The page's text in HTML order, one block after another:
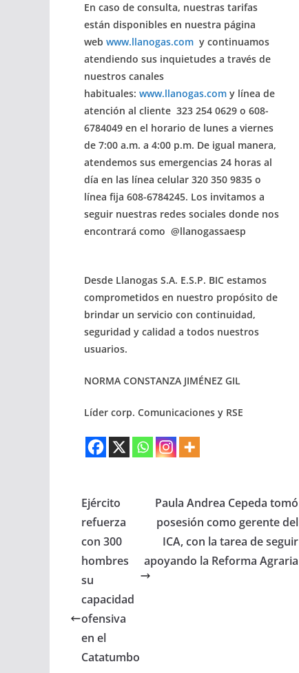
En caso de consulta, nuestras tarifas
están disponibles en nuestra página
web www.llanogas.com y continuamos
atendiendo sus inquietudes a través de
nuestros canales
habituales: www.llanogas.com y línea de
atención al cliente 323 254 0629 o 608-
6784049 en el horario de lunes a viernes
de 7:00 a.m. a 4:00 p.m. De igual manera,
atendemos sus emergencias 24 horas al
día en las línea celular 320 350 9835 o
línea fija 608-6784245. Los invitamos a
seguir nuestras redes sociales donde nos
encontrará como @llanogassaesp
Desde Llanogas S.A. E.S.P. BIC estamos
comprometidos en nuestro propósito de
brindar un servicio con continuidad,
seguridad y calidad a todos nuestros
usuarios.
NORMA CONSTANZA JIMÉNEZ GIL
Líder corp. Comunicaciones y RSE
Ejército
refuerza
con 300
hombres
su
capacidad
ofensiva
en el
Catatumbo
Paula Andrea Cepeda tomó
posesión como gerente del
ICA, con la tarea de seguir
apoyando la Reforma Agraria